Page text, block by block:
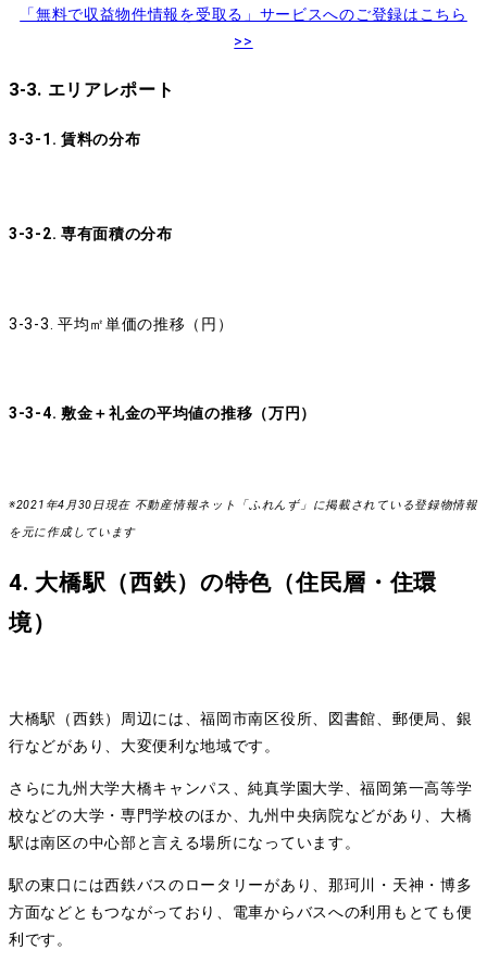
「無料で収益物件情報を受取る」サービスへのご登録はこちら
>>
3-3. エリアレポート
3-3-1. 賃料の分布
3-3-2. 専有面積の分布
3-3-3. 平均㎡単価の推移（円）
3-3-4. 敷金＋礼金の平均値の推移（万円）
※2021年4月30日現在 不動産情報ネット「ふれんず」に掲載されている登録物情報
を元に作成しています
4. 大橋駅（西鉄）の特色（住民層・住環
境）
大橋駅（西鉄）周辺には、福岡市南区役所、図書館、郵便局、銀
行などがあり、大変便利な地域です。
さらに九州大学大橋キャンパス、純真学園大学、福岡第一高等学
校などの大学・専門学校のほか、九州中央病院などがあり、大橋
駅は南区の中心部と言える場所になっています。
駅の東口には西鉄バスのロータリーがあり、那珂川・天神・博多
方面などともつながっており、電車からバスへの利用もとても便
利です。